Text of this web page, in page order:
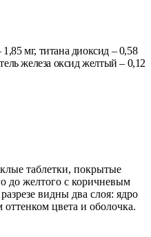
мг, титана диоксид – 0,58
железа оксид желтый – 0,12
таблетки, покрытые
до желтого с коричневым
видны два слоя: ядро
цвета и оболочка.